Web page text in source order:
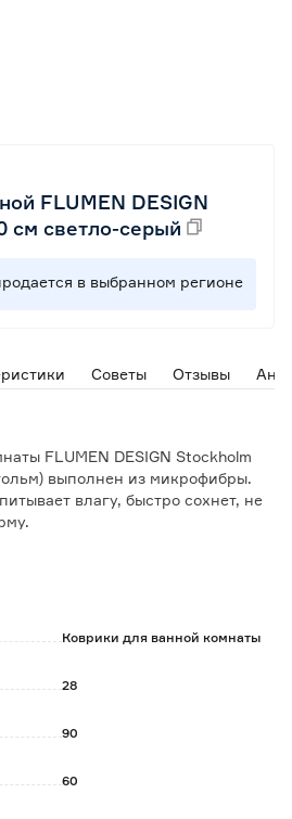
FLUMEN DESIGN
см светло-серый
в выбранном регионе
Советы Отзывы
FLUMEN DESIGN Stockholm
выполнен из микрофибры.
влагу, быстро сохнет, не
с системой тёплый
Коврики для ванной комнаты
28
90
60